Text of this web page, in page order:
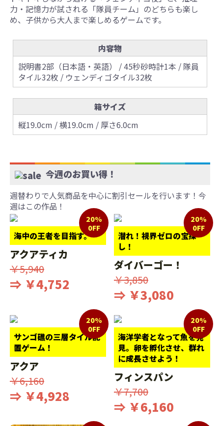
力・記憶力が試される「隊員チーム」のどちらも楽し
め、子供から大人まで楽しめるゲームです。
内容物
説明書2部（日本語・英語） / 45秒砂時計1本 / 隊員
タイル32枚 / ウェンディゴタイル32枚
箱サイズ
縦19.0cm / 横19.0cm / 厚さ6.0cm
今週のお買い得！
週替わりで人気商品を中心に割引セールを行います！今
週はこの作品！
海中の王者を目指す。
20%
0FF
アクアティカ
￥5,940
⇒ ￥4,752
潜れ！視界ゼロの宝探
し！
20%
0FF
ダイバーゴー！
￥3,850
⇒ ￥3,080
サンゴ礁の三層タイル配
置ゲーム！
20%
0FF
アクア
￥6,160
⇒ ￥4,928
海洋学者となって魚を発
見。卵を孵化させ、群れ
に成長させよう！
20%
0FF
フィンスパン
￥7,700
⇒ ￥6,160